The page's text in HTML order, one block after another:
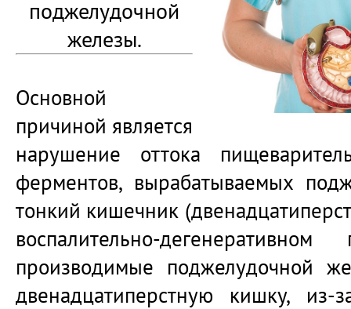
поджелудочной
железы.
Основной
причиной является
нарушение оттока
ферментов, вырабатываемых
тонкий кишечник
воспалительно-
производимые поджелудочной
двенадцатиперстную кишку,